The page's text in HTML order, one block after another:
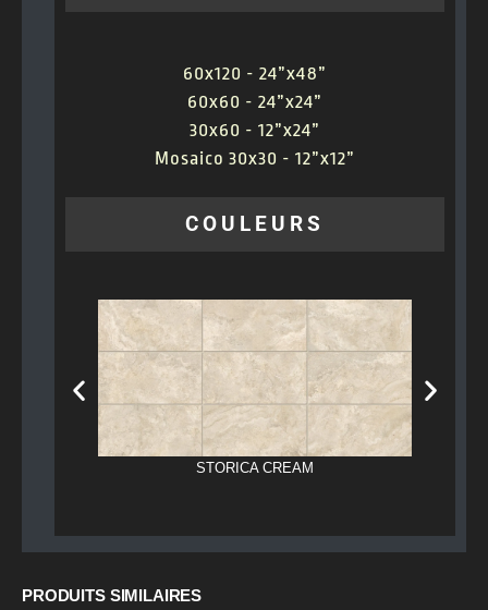
60x120 - 24”x48”
60x60 - 24”x24”
30x60 - 12”x24”
Mosaico 30x30 - 12”x12”
COULEURS
STORICA CREAM
PRODUITS SIMILAIRES